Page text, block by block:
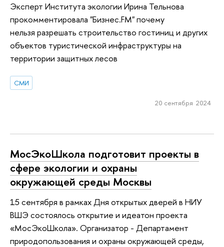
Эксперт Института экологии Ирина Тельнова
прокомментировала "Бизнес.FM" почему
нельзя разрешать строительство гостиниц и других
объектов туристической инфраструктуры на
территории защитных лесов
СМИ
20 сентября 2024
МосЭкоШкола подготовит проекты в
сфере экологии и охраны
окружающей среды Москвы
15 сентября в рамках Дня открытых дверей в НИУ
ВШЭ состоялось открытие и идеатон проекта
«МосЭкоШкола». Организатор - Департамент
природопользования и охраны окружающей среды,